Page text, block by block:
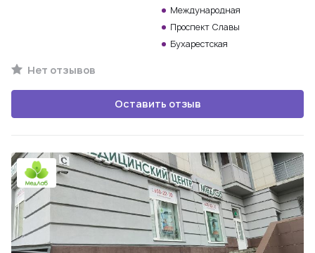
Международная
Проспект Славы
Бухарестская
Нет отзывов
Оставить отзыв